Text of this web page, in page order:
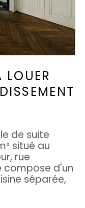
LOUER
de suite
situé au
rue
compose d'un
séparée,